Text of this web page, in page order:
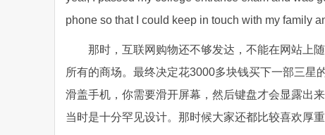
phone so that I could keep in touch with my family
那时，互联网购物还不够发达，不能在网站上
所有的商场。最终决定花3000多块钱买下一部三星
滑盖手机，你需要滑开屏幕，然后键盘才会显露出
当时是十分罕见设计。那时候大家还都比较喜欢厚